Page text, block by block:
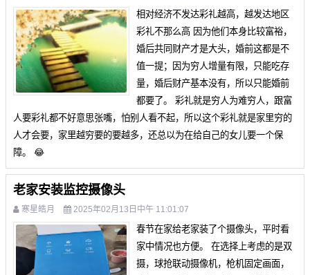
相对经济不发达彩礼越高，越发达地区
彩礼不那么高 因为他们本身比较富裕，
婚后共同财产才是大头，婚前这都是不
值一提；因为穷人增量有限，只能吃存
量，婚后财产基本没有，所以只能婚前
都要了。 彩礼就是穷人为难穷人，跟富
人要彩礼都不好意思张嘴，怕别人看不起，所以这个彩礼就是家里穷的
人才会要，家里越穷要的要越多，还总以为在给自己的女儿要一个保
障。 😂
老家安装监控摄像头
寒星皓月 2025年02月13日中午 11:01:07
春节在家给老家装了个摄像头，平时看
家中情况也方便。 在选择上考虑的是双
摄，球抢联动摄像机，枪机固定画面，